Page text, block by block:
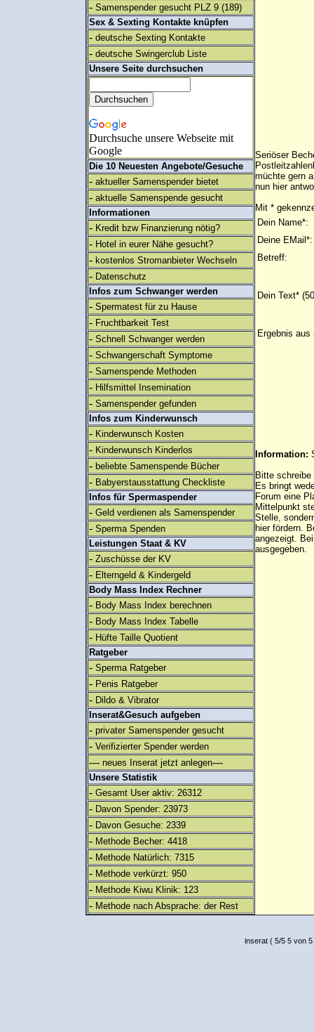
- Samenspender gesucht PLZ 9 (189)
Sex & Sexting Kontakte knüpfen
- deutsche Sexting Kontakte
- deutsche Swingerclub Liste
Unsere Seite durchsuchen
Durchsuche unsere Webseite mit
Google
Die 10 Neuesten Angebote/Gesuche
- aktueller Samenspender bietet
- aktuelle Samenspende gesucht
Informationen
- Kredit bzw Finanzierung nötig?
- Hotel in eurer Nähe gesucht?
- kostenlos Stromanbieter Wechseln
- Datenschutz
Infos zum Schwanger werden
- Spermatest für zu Hause
- Fruchtbarkeit Test
- Schnell Schwanger werden
- Schwangerschaft Symptome
- Samenspende Methoden
- Hilfsmittel Insemination
- Samenspender gefunden
Infos zum Kinderwunsch
- Kinderwunsch Kosten
- Kinderwunsch Kinderlos
- beliebte Samenspende Bücher
- Babyerstausstattung Checkliste
Infos für Spermaspender
- Geld verdienen als Samenspender
- Sperma Spenden
Leistungen Staat & KV
- Zuschüsse der KV
- Elterngeld & Kindergeld
Body Mass Index Rechner
- Body Mass Index berechnen
- Body Mass Index Tabelle
- Hüfte Taille Quotient
Ratgeber
- Sperma Ratgeber
- Penis Ratgeber
- Dildo & Vibrator
Inserat&Gesuch aufgeben
- privater Samenspender gesucht
- Verifizierter Spender werden
--- neues Inserat jetzt anlegen---
Unsere Statistik
- Gesamt User aktiv: 26312
- Davon Spender: 23973
- Davon Gesuche: 2339
- Methode Becher: 4418
- Methode Natürlich: 7315
- Methode verkürzt: 950
- Methode Kiwu Klinik: 123
- Methode nach Absprache: der Rest
Seriöser
müchte gern
nun hier
Mit *
Dein Name*:
Deine EMail*:
Betreff:
Dein Text*
Ergebnis aus
Information:
Bitte
Es bringt
Forum eine
Mittelpunkt
Stelle,
hier fördern.
angezeigt.
ausgegeben.
inserat( 5/5 5 von 5